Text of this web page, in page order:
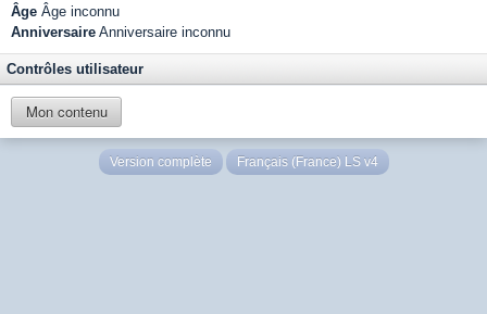
Âge Âge inconnu
Anniversaire Anniversaire inconnu
Contrôles utilisateur
Mon contenu
Version complète Français (France) LS v4